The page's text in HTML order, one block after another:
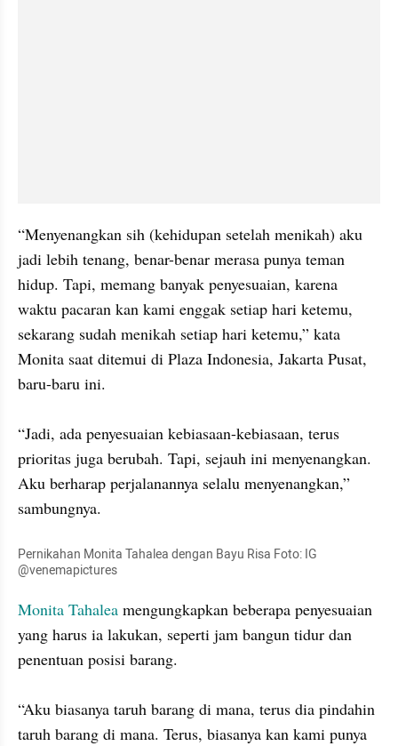
“Menyenangkan sih (kehidupan setelah menikah) aku
jadi lebih tenang, benar-benar merasa punya teman
hidup. Tapi, memang banyak penyesuaian, karena
waktu pacaran kan kami enggak setiap hari ketemu,
sekarang sudah menikah setiap hari ketemu,” kata
Monita saat ditemui di Plaza Indonesia, Jakarta Pusat,
baru-baru ini.
“Jadi, ada penyesuaian kebiasaan-kebiasaan, terus
prioritas juga berubah. Tapi, sejauh ini menyenangkan.
Aku berharap perjalanannya selalu menyenangkan,”
sambungnya.
Pernikahan Monita Tahalea dengan Bayu Risa Foto: IG
@venemapictures
Monita Tahalea mengungkapkan beberapa penyesuaian
yang harus ia lakukan, seperti jam bangun tidur dan
penentuan posisi barang.
“Aku biasanya taruh barang di mana, terus dia pindahin
taruh barang di mana. Terus, biasanya kan kami punya